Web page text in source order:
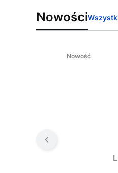
Nowości
Nowość